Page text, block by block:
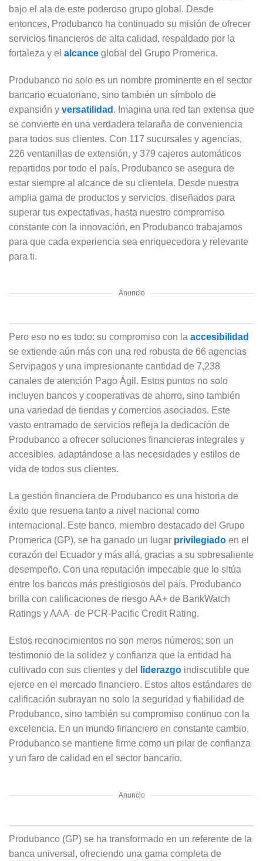
bajo el ala de este poderoso grupo global. Desde
entonces, Produbanco ha continuado su misión de ofrecer
servicios financieros de alta calidad, respaldado por la
fortaleza y el alcance global del Grupo Promerica.
Produbanco no solo es un nombre prominente en el sector
bancario ecuatoriano, sino también un símbolo de
expansión y versatilidad . Imagina una red tan extensa que
se convierte en una verdadera telaraña de conveniencia
para todos sus clientes. Con 117 sucursales y agencias,
226 ventanillas de extensión, y 379 cajeros automáticos
repartidos por todo el país, Produbanco se asegura de
estar siempre al alcance de su clientela. Desde nuestra
amplia gama de productos y servicios, diseñados para
superar tus expectativas, hasta nuestro compromiso
constante con la innovación, en Produbanco trabajamos
para que cada experiencia sea enriquecedora y relevante
para ti.
Anuncio
Pero eso no es todo: su compromiso con la accesibilidad
se extiende aún más con una red robusta de 66 agencias
Servipagos y una impresionante cantidad de 7,238
canales de atención Pago Ágil. Estos puntos no solo
incluyen bancos y cooperativas de ahorro, sino también
una variedad de tiendas y comercios asociados. Este
vasto entramado de servicios refleja la dedicación de
Produbanco a ofrecer soluciones financieras integrales y
accesibles, adaptándose a las necesidades y estilos de
vida de todos sus clientes.
La gestión financiera de Produbanco es una historia de
éxito que resuena tanto a nivel nacional como
internacional. Este banco, miembro destacado del Grupo
Promerica (GP), se ha ganado un lugar privilegiado en el
corazón del Ecuador y más allá, gracias a su sobresaliente
desempeño. Con una reputación impecable que lo sitúa
entre los bancos más prestigiosos del país, Produbanco
brilla con calificaciones de riesgo AA+ de BankWatch
Ratings y AAA- de PCR-Pacific Credit Rating.
Estos reconocimientos no son meros números; son un
testimonio de la solidez y confianza que la entidad ha
cultivado con sus clientes y del
liderazgo indiscutible que
ejerce en el mercado financiero. Estos altos estándares de
calificación subrayan no solo la seguridad y fiabilidad de
Produbanco, sino también su compromiso continuo con la
excelencia. En un mundo financiero en constante cambio,
Produbanco se mantiene firme como un pilar de confianza
y un faro de calidad en el sector bancario.
Anuncio
Produbanco (GP) se ha transformado en un referente de la
banca universal, ofreciendo una gama completa de